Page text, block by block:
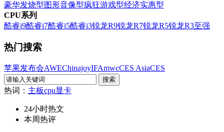
豪华发烧型图形音像型疯狂游戏型经济实惠型
CPU系列
酷睿i9酷睿i7酷睿i5酷睿i3锐龙R9锐龙R7锐龙R5锐龙R3至强
热门搜索
苹果发布会AWEChinajoyIFAmwcCES AsiaCES
热词： 主板cpu显卡
24小时热文
本周热评